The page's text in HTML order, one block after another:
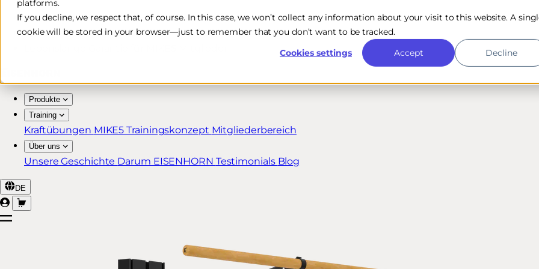
platforms.
If you decline, we respect that, of course. In this case, we won’t collect any information about your visit to this website. A
cookie will be stored in your browser—just to remember that you don’t want to be tracked.
Cookies settings
Accept Decline
Kostenlose & schnelle Lieferung*
30 Tage Rückgaberecht
Produkte
Training
Kraftübungen MIKE5 Trainingskonzept Mitgliederbereich
Über uns
Unsere Geschichte Darum EISENHORN Testimonials Blog
DE